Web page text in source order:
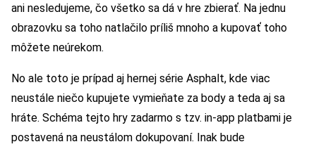
ani nesledujeme, čo všetko sa dá v hre zbierať. Na jednu
obrazovku sa toho natlačilo príliš mnoho a kupovať toho
môžete neúrekom.
No ale toto je prípad aj hernej série Asphalt, kde viac
neustále niečo kupujete vymieňate za body a teda aj sa
hráte. Schéma tejto hry zadarmo s tzv. in-app platbami je
postavená na neustálom dokupovaní. Inak bude